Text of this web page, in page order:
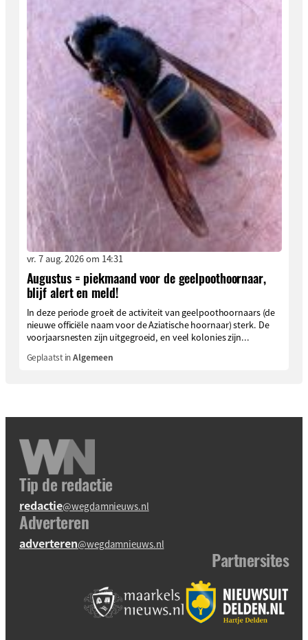
vr. 7 aug. 2026 om 14:31
Augustus = piekmaand voor de geelpoothoornaar,
blijf alert en meld!
In deze periode groeit de activiteit van geelpoothoornaars (de
nieuwe officiële naam voor de Aziatische hoornaar) sterk. De
voorjaarsnesten zijn uitgegroeid, en veel kolonies zijn...
Geplaatst inAlgemeen
Tip de redactie
redactie@wegdamnieuws.nl
Adverteren
adverteren@wegdamnieuws.nl
Partnersites